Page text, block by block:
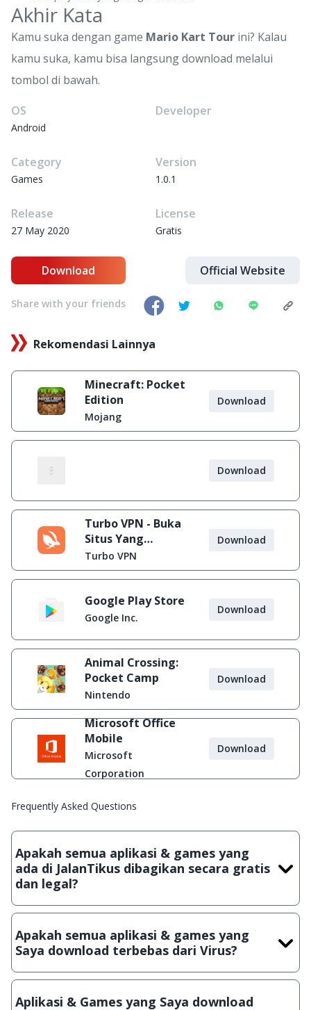
Akhir Kata
Kamu suka dengan game Mario Kart Tour ini? Kalau
kamu suka, kamu bisa langsung download melalui
tombol di bawah.
OS
Android
Developer
Category
Games
Version
1.0.1
Release
27 May 2020
License
Gratis
Download Official Website
Share with your friends
Rekomendasi Lainnya
Minecraft: Pocket
Edition
Mojang
Download
Download
Turbo VPN - Buka
Situs Yang
Diblokir
Turbo VPN
Download
Google Play Store
Google Inc.
Download
Animal Crossing:
Pocket Camp
Nintendo
Download
Microsoft Office
Mobile
Microsoft
Corporation
Download
Frequently Asked Questions
Apakah semua aplikasi & games yang
ada di JalanTikus dibagikan secara gratis
dan legal?
Ya, JalanTikus hanya membagikan aplikasi & games yang
crack, patch atau semacamnya.
Apakah semua aplikasi & games yang
Saya download terbebas dari Virus?
Ya, JalanTikus selalu melakukan scanning dengan 3 jenis
suatu aplikasi atau games, sehingga bisa dijamin 100%
Aplikasi & Games yang Saya download